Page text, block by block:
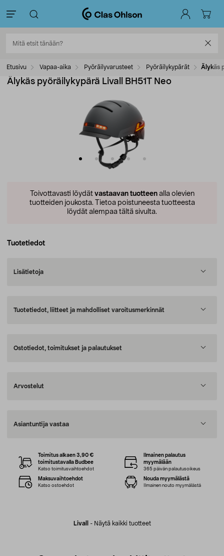
Etusivu Vapaa-aika Pyöräilyvarusteet Pyöräilykypärät Älykäs
Älykäs pyöräilykypärä Livall BH51T Neo
Toivottavasti löydät vastaavan tuotteenalla olevien
tuotteiden joukosta. Tietoa poistuneesta tuotteesta
löydät alempaa tältä sivulta.
Tuotetiedot
Lisätietoja
Tuotetiedot, liitteet ja mahdolliset varoitusmerkinnät
Ostotiedot, toimitukset ja palautukset
Arvostelut
Asiantuntija vastaa
Livall - Näytä kaikki tuotteet
Toimitus alkaen 3,90 €
toimitustavalla Budbee
Katso toimitusvaihtoehdot
Ilmainen palautus
myymälään
365 päivän palautusoikeus
Maksuvaihtoehdot
Katso ostoehdot
Nouda myymälästä
Ilmainen nouto myymälästä